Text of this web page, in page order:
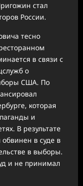
стал
России.
тесно
в связи с
о
США. По
которая
и
В результате
в суде в
в выборы.
и не принимал